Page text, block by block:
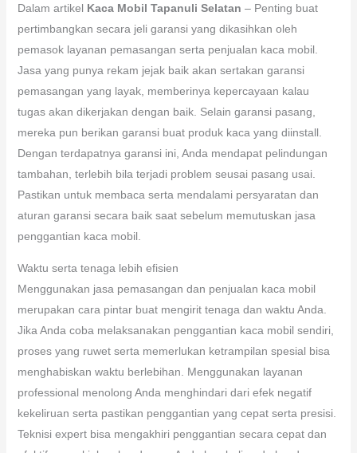
Dalam artikel Kaca Mobil Tapanuli Selatan – Penting buat
pertimbangkan secara jeli garansi yang dikasihkan oleh
pemasok layanan pemasangan serta penjualan kaca mobil.
Jasa yang punya rekam jejak baik akan sertakan garansi
pemasangan yang layak, memberinya kepercayaan kalau
tugas akan dikerjakan dengan baik. Selain garansi pasang,
mereka pun berikan garansi buat produk kaca yang diinstall.
Dengan terdapatnya garansi ini, Anda mendapat pelindungan
tambahan, terlebih bila terjadi problem seusai pasang usai.
Pastikan untuk membaca serta mendalami persyaratan dan
aturan garansi secara baik saat sebelum memutuskan jasa
penggantian kaca mobil.
Waktu serta tenaga lebih efisien
Menggunakan jasa pemasangan dan penjualan kaca mobil
merupakan cara pintar buat mengirit tenaga dan waktu Anda.
Jika Anda coba melaksanakan penggantian kaca mobil sendiri,
proses yang ruwet serta memerlukan ketrampilan spesial bisa
menghabiskan waktu berlebihan. Menggunakan layanan
professional menolong Anda menghindari dari efek negatif
kekeliruan serta pastikan penggantian yang cepat serta presisi.
Teknisi expert bisa mengakhiri penggantian secara cepat dan